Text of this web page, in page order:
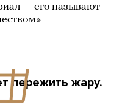
— его называют
пережить жару.